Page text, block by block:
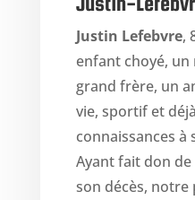
Justin Lefebvre,
enfant choyé,
grand frère, un
vie, sportif et
connaissances à
Ayant fait don de
son décès, notre